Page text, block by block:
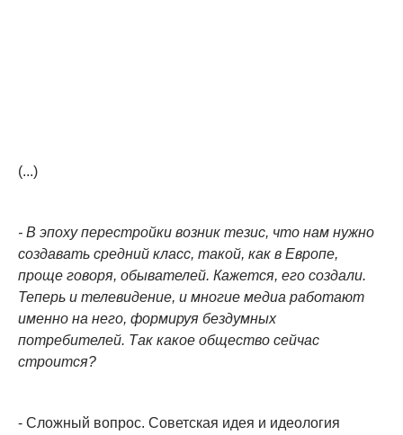
(...)
- В эпоху перестройки возник тезис, что нам нужно
создавать средний класс, такой, как в Европе,
проще говоря, обывателей. Кажется, его создали.
Теперь и телевидение, и многие медиа работают
именно на него, формируя бездумных
потребителей. Так какое общество сейчас
строится?
- Сложный вопрос. Советская идея и идеология